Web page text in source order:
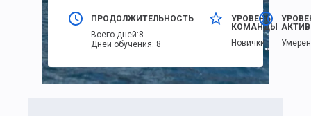
ПРОДОЛЖИТЕЛЬНОСТЬ
Всего дней:8
Дней обучения: 8
УРОВЕНЬ
КОМАНДЫ
Новички